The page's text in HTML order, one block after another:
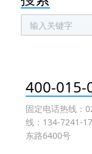
400-015-
固定电话热线：
线：134-7241-
东路6400号